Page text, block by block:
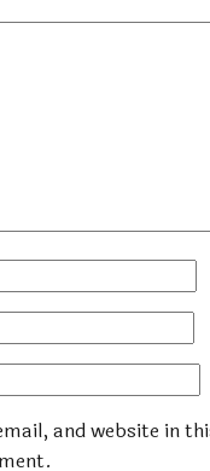
and website in